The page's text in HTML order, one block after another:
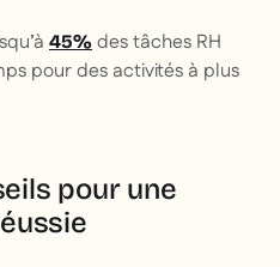
45% des tâches RH
pour des activités à plus
pour une